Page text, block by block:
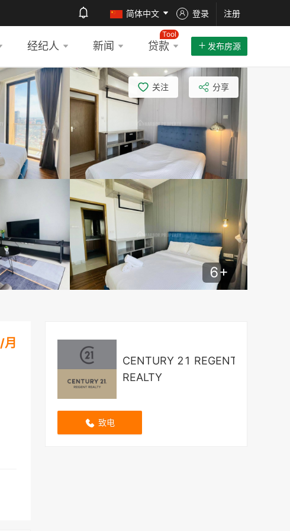
简体中文 登录 注册
经纪人 新闻 贷款
Tool
发布房源
6+
关注 分享
CENTURY 21 REGENT
REALTY
致电
/月